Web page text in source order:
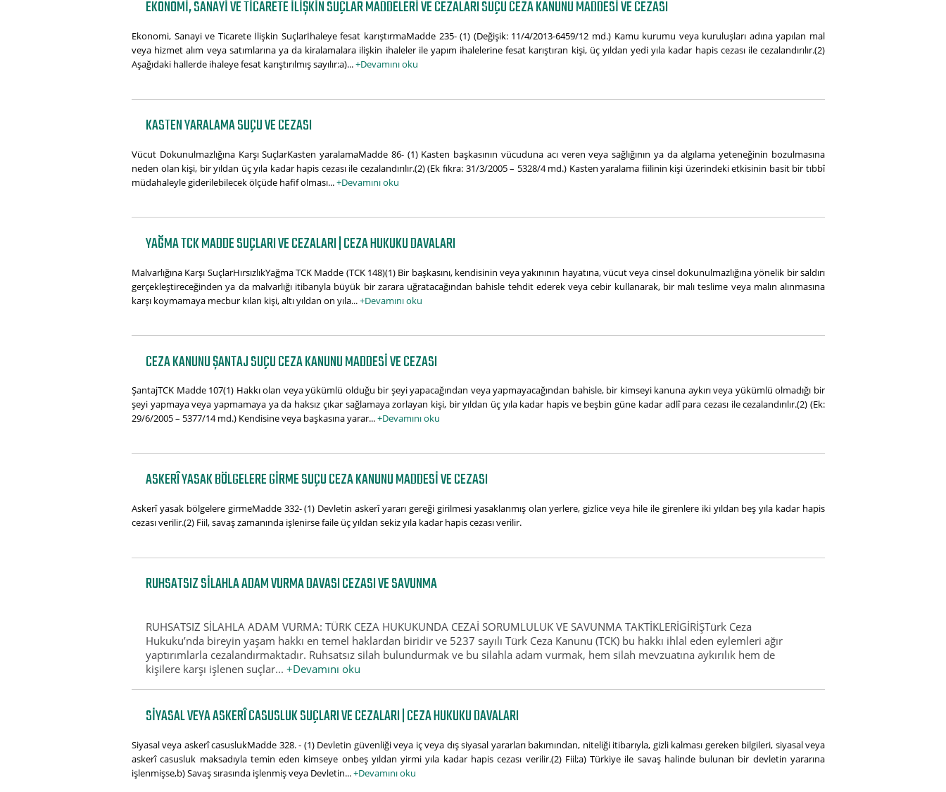
EKONOMI, SANAYI VE TICARETE İLIŞKIN SUÇLAR MADDELERI VE CEZALARI SUÇU CEZA KANUNU MADDESI VE CEZASI
Ekonomi, Sanayi ve Ticarete İlişkin Suçlarİhaleye fesat karıştırmaMadde 235- (1) (Değişik: 11/4/2013-6459/12 md.) Kamu kurumu veya kuruluşları adına yapılan mal
veya hizmet alım veya satımlarına ya da kiralamalara ilişkin ihaleler ile yapım ihalelerine fesat karıştıran kişi, üç yıldan yedi yıla kadar hapis cezası ile cezalandırılır.(2)
Aşağıdaki hallerde ihaleye fesat karıştırılmış sayılır:a)...+Devamını oku
KASTEN YARALAMA SUÇU VE CEZASI
Vücut Dokunulmazlığına Karşı SuçlarKasten yaralamaMadde 86- (1) Kasten başkasının vücuduna acı veren veya sağlığının ya da algılama yeteneğinin bozulmasına
neden olan kişi, bir yıldan üç yıla kadar hapis cezası ile cezalandırılır.(2) (Ek fıkra: 31/3/2005 – 5328/4 md.) Kasten yaralama fiilinin kişi üzerindeki etkisinin basit bir tıbbî
müdahaleyle giderilebilecek ölçüde hafif olması...+Devamını oku
YAĞMA TCK MADDE SUÇLARI VE CEZALARI | CEZA HUKUKU DAVALARI
Malvarlığına Karşı SuçlarHırsızlıkYağma TCK Madde (TCK 148)(1) Bir başkasını, kendisinin veya yakınının hayatına, vücut veya cinsel dokunulmazlığına yönelik bir saldırı
gerçekleştireceğinden ya da malvarlığı itibarıyla büyük bir zarara uğratacağından bahisle tehdit ederek veya cebir kullanarak, bir malı teslime veya malın alınmasına
karşı koymamaya mecbur kılan kişi, altı yıldan on yıla...+Devamını oku
CEZA KANUNU ŞANTAJ SUÇU CEZA KANUNU MADDESI VE CEZASI
ŞantajTCK Madde 107(1) Hakkı olan veya yükümlü olduğu bir şeyi yapacağından veya yapmayacağından bahisle, bir kimseyi kanuna aykırı veya yükümlü olmadığı bir
şeyi yapmaya veya yapmamaya ya da haksız çıkar sağlamaya zorlayan kişi, bir yıldan üç yıla kadar hapis ve beşbin güne kadar adlî para cezası ile cezalandırılır.(2) (Ek:
29/6/2005 – 5377/14 md.) Kendisine veya başkasına yarar...+Devamını oku
ASKERÎ YASAK BÖLGELERE GIRME SUÇU CEZA KANUNU MADDESI VE CEZASI
Askerî yasak bölgelere girmeMadde 332- (1) Devletin askerî yararı gereği girilmesi yasaklanmış olan yerlere, gizlice veya hile ile girenlere iki yıldan beş yıla kadar hapis
cezası verilir.(2) Fiil, savaş zamanında işlenirse faile üç yıldan sekiz yıla kadar hapis cezası verilir.
RUHSATSIZ SILAHLA ADAM VURMA DAVASI CEZASI VE SAVUNMA
RUHSATSIZ SİLAHLA ADAM VURMA: TÜRK CEZA HUKUKUNDA CEZAİ SORUMLULUK VE SAVUNMA TAKTİKLERİGİRİŞTürk Ceza
Hukuku’nda bireyin yaşam hakkı en temel haklardan biridir ve 5237 sayılı Türk Ceza Kanunu (TCK) bu hakkı ihlal eden eylemleri ağır
yaptırımlarla cezalandırmaktadır. Ruhsatsız silah bulundurmak ve bu silahla adam vurmak, hem silah mevzuatına aykırılık hem de
kişilere karşı işlenen suçlar... +Devamını oku
SIYASAL VEYA ASKERÎ CASUSLUK SUÇLARI VE CEZALARI | CEZA HUKUKU DAVALARI
Siyasal veya askerî casuslukMadde 328. - (1) Devletin güvenliği veya iç veya dış siyasal yararları bakımından, niteliği itibarıyla, gizli kalması gereken bilgileri, siyasal veya
askerî casusluk maksadıyla temin eden kimseye onbeş yıldan yirmi yıla kadar hapis cezası verilir.(2) Fiil;a) Türkiye ile savaş halinde bulunan bir devletin yararına
işlenmişse,b) Savaş sırasında işlenmiş veya Devletin...+Devamını oku